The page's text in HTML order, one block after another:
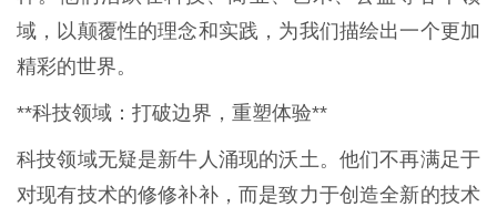
域，以颠覆性的理念和实践，为我们描绘出一个更加
精彩的世界。
**科技领域：打破边界，重塑体验**
科技领域无疑是新牛人涌现的沃土。他们不再满足于
对现有技术的修修补补，而是致力于创造全新的技术